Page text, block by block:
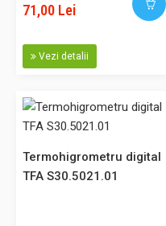
71,00 Lei
Vezi detalii
Termohigrometru digital
TFA S30.5021.01